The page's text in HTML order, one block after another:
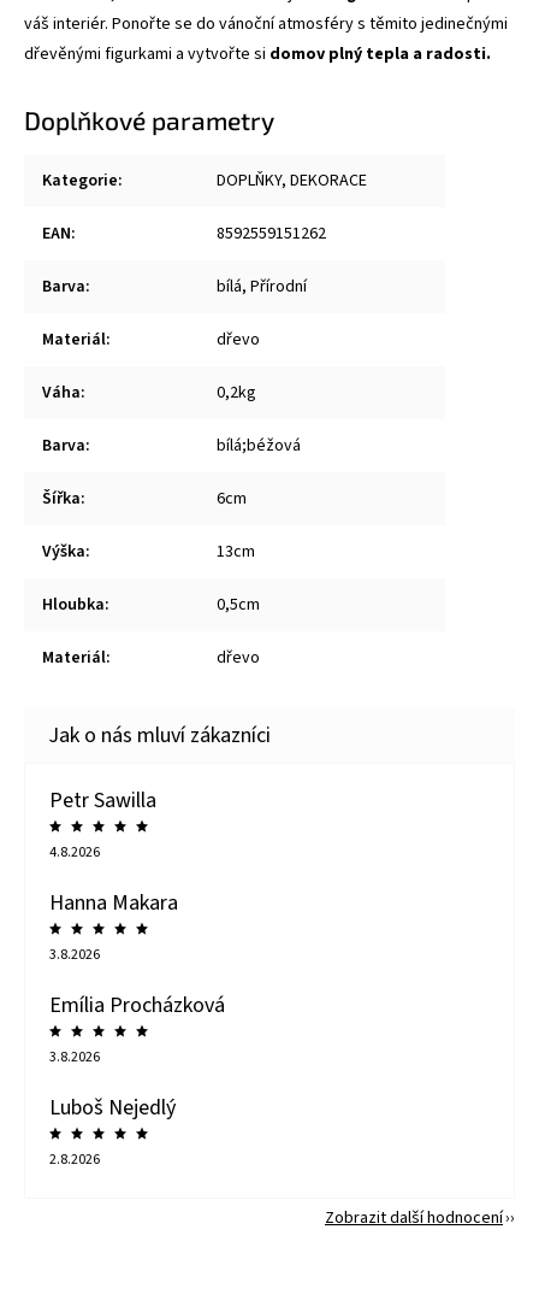
váš interiér. Ponořte se do vánoční atmosféry s těmito jedinečnými
dřevěnými figurkami a vytvořte si domov plný tepla a radosti.
Doplňkové parametry
Kategorie: DOPLŇKY, DEKORACE
EAN: 8592559151262
Barva: bílá, Přírodní
Materiál: dřevo
Váha: 0,2kg
Barva: bílá;béžová
Šířka: 6cm
Výška: 13cm
Hloubka: 0,5cm
Materiál: dřevo
Petr Sawilla
4.8.2026
Hanna Makara
3.8.2026
Emília Procházková
3.8.2026
Luboš Nejedlý
2.8.2026
Zobrazit další hodnocení